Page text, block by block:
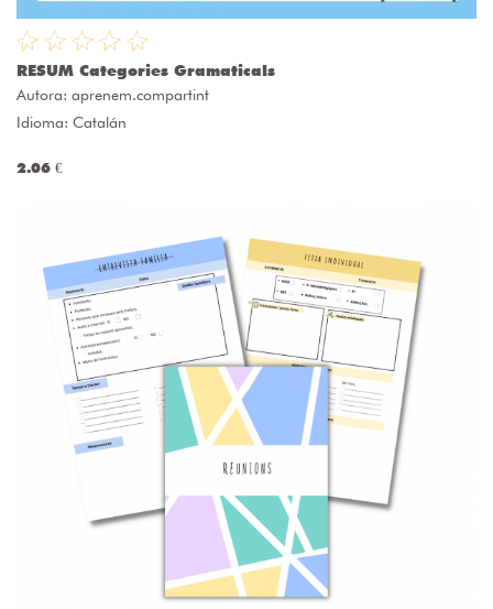
RESUM Categories Gramaticals
Autora: aprenem.compartint
Idioma: Catalán
2.06 €